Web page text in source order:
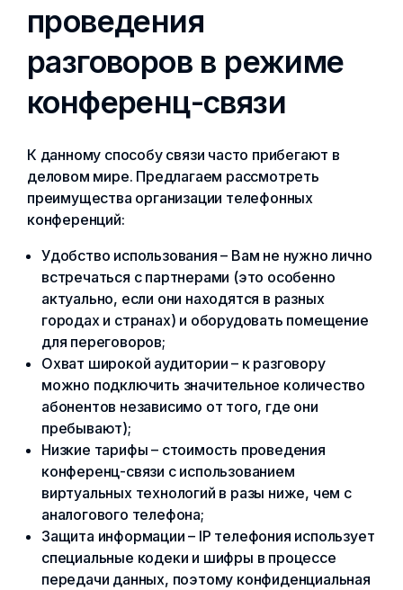
проведения
разговоров в режиме
конференц-связи
К данному способу связи часто прибегают в
деловом мире. Предлагаем рассмотреть
преимущества организации телефонных
конференций:
Удобство использования – Вам не нужно лично
встречаться с партнерами (это особенно
актуально, если они находятся в разных
городах и странах) и оборудовать помещение
для переговоров;
Охват широкой аудитории – к разговору
можно подключить значительное количество
абонентов независимо от того, где они
пребывают);
Низкие тарифы – стоимость проведения
конференц-связи с использованием
виртуальных технологий в разы ниже, чем с
аналогового телефона;
Защита информации – IP телефония использует
специальные кодеки и шифры в процессе
передачи данных, поэтому конфиденциальная